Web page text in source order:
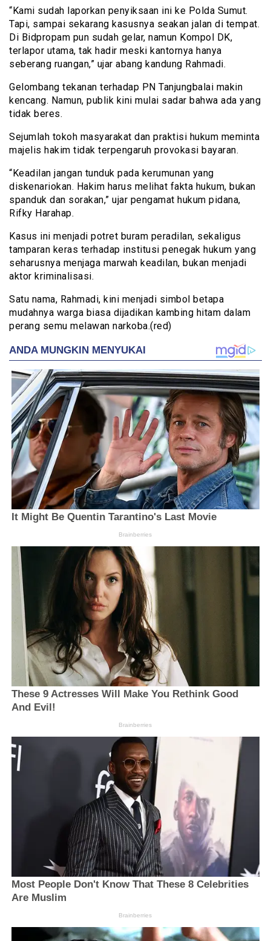
“Kami sudah laporkan penyiksaan ini ke Polda Sumut.
Tapi, sampai sekarang kasusnya seakan jalan di tempat.
Di Bidpropam pun sudah gelar, namun Kompol DK,
terlapor utama, tak hadir meski kantornya hanya
seberang ruangan,” ujar abang kandung Rahmadi.
Gelombang tekanan terhadap PN Tanjungbalai makin
kencang. Namun, publik kini mulai sadar bahwa ada yang
tidak beres.
Sejumlah tokoh masyarakat dan praktisi hukum meminta
majelis hakim tidak terpengaruh provokasi bayaran.
“Keadilan jangan tunduk pada kerumunan yang
diskenariokan. Hakim harus melihat fakta hukum, bukan
spanduk dan sorakan,” ujar pengamat hukum pidana,
Rifky Harahap.
Kasus ini menjadi potret buram peradilan, sekaligus
tamparan keras terhadap institusi penegak hukum yang
seharusnya menjaga marwah keadilan, bukan menjadi
aktor kriminalisasi.
Satu nama, Rahmadi, kini menjadi simbol betapa
mudahnya warga biasa dijadikan kambing hitam dalam
perang semu melawan narkoba.(red)